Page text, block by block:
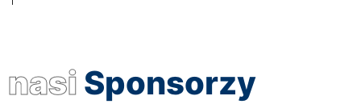
nasi Sponsorzy